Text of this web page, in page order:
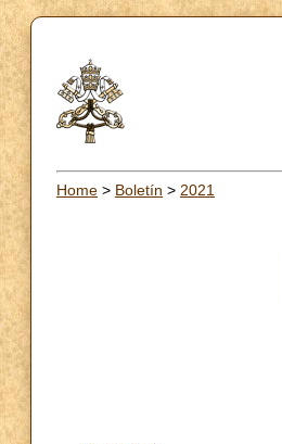
Home > Boletín > 2021